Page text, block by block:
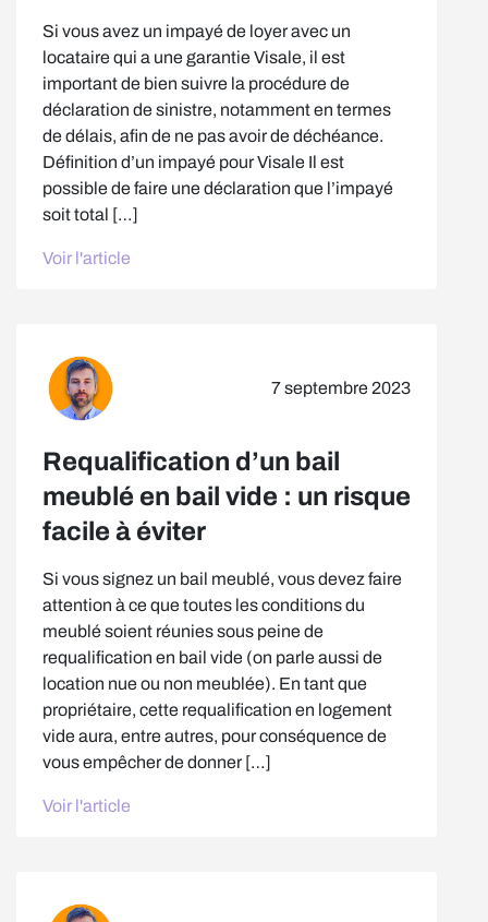
Si vous avez un impayé de loyer avec un
locataire qui a une garantie Visale, il est
important de bien suivre la procédure de
déclaration de sinistre, notamment en termes
de délais, afin de ne pas avoir de déchéance.
Définition d’un impayé pour Visale Il est
possible de faire une déclaration que l’impayé
soit total […]
Voir l'article
7 septembre 2023
Requalification d’un bail
meublé en bail vide : un risque
facile à éviter
Si vous signez un bail meublé, vous devez faire
attention à ce que toutes les conditions du
meublé soient réunies sous peine de
requalification en bail vide (on parle aussi de
location nue ou non meublée). En tant que
propriétaire, cette requalification en logement
vide aura, entre autres, pour conséquence de
vous empêcher de donner […]
Voir l'article